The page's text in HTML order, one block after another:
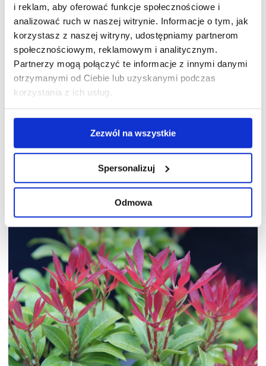
i reklam, aby oferować funkcje społecznościowe i
analizować ruch w naszej witrynie. Informacje o tym, jak
korzystasz z naszej witryny, udostępniamy partnerom
społecznościowym, reklamowym i analitycznym.
Partnerzy mogą połączyć te informacje z innymi danymi
otrzymanymi od Ciebie lub uzyskanymi podczas
korzystania z ich usług.
Zezwól na wszystkie
Spersonalizuj
Odmowa
Pieris ‘Valley Rose’– bardzo
dekoracyjna odmiana tworząca
kwiaty ciemnoróżowe, u podstawy
jasnoróżowe. Liście od początku
sezonu zielone.
Pieris ‘White Pearl’– odmiana
tworząca ciemnozielone liście
i śnieżnobiałe kwiaty.
Pieris ‘Flaming Silver’
początkowo czerwone, później
zielone i białe kwiaty.